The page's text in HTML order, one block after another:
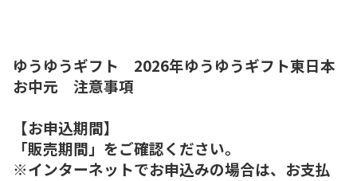
ゆうゆうギフト 2026年ゆうゆうギフト東日本
お中元 注意事項
【お申込期間】
「販売期間」をご確認ください。
※インターネットでお申込みの場合は、お支払